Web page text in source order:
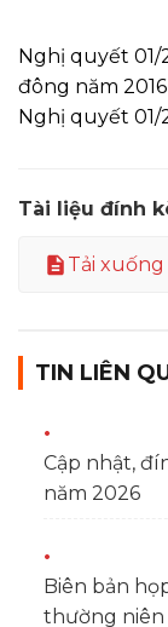
Nghị quyết 01/
đông năm 2016
Nghị quyết 01/
Tài liệu đính
Tải
TIN LIÊN
Cập nhật,
năm 2026
Biên bản
thường niên